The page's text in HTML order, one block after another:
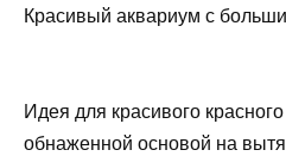
Красивый аквариум с
Идея для красивого
обнаженной основой на